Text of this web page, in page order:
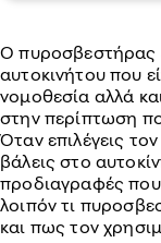
O πυροσβεστήρας
αυτοκινήτου που
νομοθεσία αλλά
στην περίπτωση
Όταν επιλέγεις
βάλεις στο
προδιαγραφές που
λοιπόν τι
και πως τον